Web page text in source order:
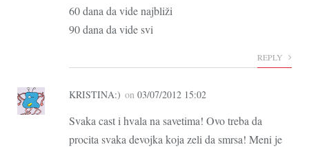
60 dana da vide najbliži
90 dana da vide svi
REPLY
KRISTINA:) on 03/07/2012 15:02
Svaka cast i hvala na savetima! Ovo treba da
procita svaka devojka koja zeli da smrsa! Meni je